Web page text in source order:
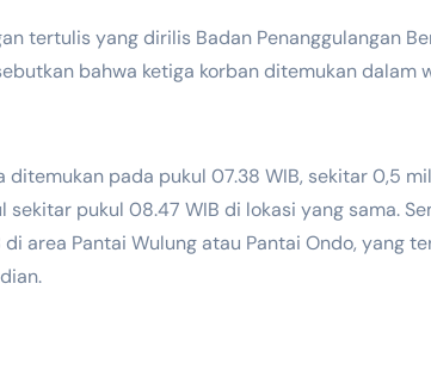
bahwa ketiga korban ditemukan dalam
ditemukan pada pukul 07.38 WIB, sekitar 0,5
sekitar pukul 08.47 WIB di lokasi yang sama.
di area Pantai Wulung atau Pantai Ondo, yang